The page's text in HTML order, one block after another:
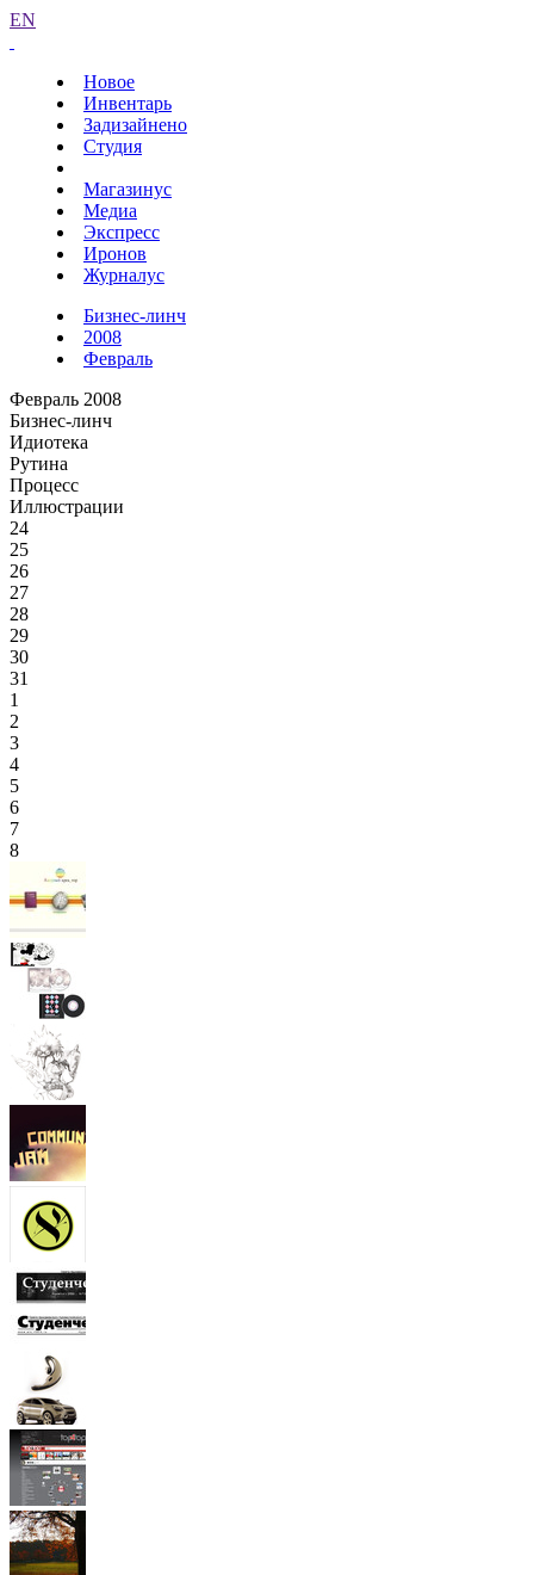
EN
Новое
Инвентарь
Задизайнено
Студия
Магазинус
Медиа
Экспресс
Иронов
Журналус
Бизнес-линч
2008
Февраль
Февраль 2008
Бизнес-линч
Идиотека
Рутина
Процесс
Иллюстрации
24
25
26
27
28
29
30
31
1
2
3
4
5
6
7
8